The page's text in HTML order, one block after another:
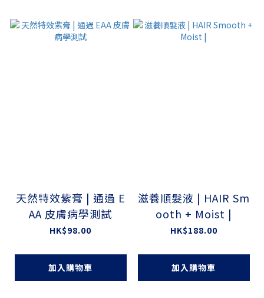
天然特效紫膏 | 通過 E
AA 皮膚病學測試
HK$98.00
加入購物車
滋養順髮液 | HAIR Sm
ooth + Moist |
HK$188.00
加入購物車